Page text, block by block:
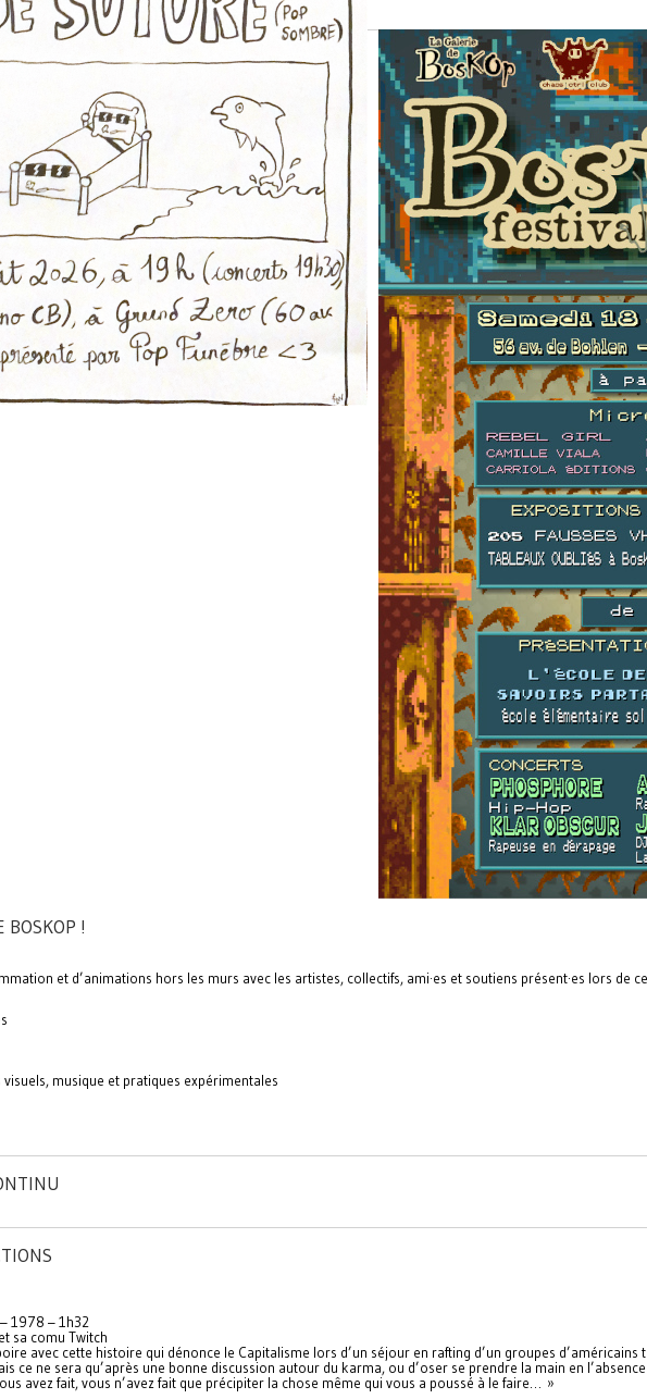
BOSKOP !
et d’animations hors les murs avec les artistes, collectifs, ami·es et soutiens présent·es lors de
musique et pratiques expérimentales
– 1978 – 1h32
sa comu Twitch
avec cette histoire qui dénonce le Capitalisme lors d’un séjour en rafting d’un groupes
ce ne sera qu’après une bonne discussion autour du karma, ou d’oser se prendre la main en
avez fait, vous n’avez fait que précipiter la chose même qui vous a poussé à le faire… »